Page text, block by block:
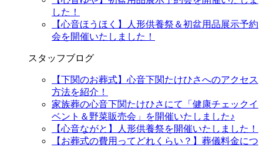
した！
【心音ほうほく】人形供養祭＆初盆用品展示予約
会を開催いたしました！
スタッフブログ
【下関のお葬式】心音下関たけひさへのアクセス
方法を紹介！
家族葬の心音下関たけひさにて「健康チェックイ
ベント＆野菜販売会」を開催いたしました♪
【心音ながと】人形供養祭を開催いたしました！
【お葬式の費用ってどれくらい？】葬儀料金につ